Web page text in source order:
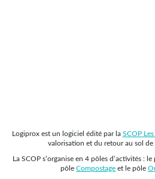
Logiprox est un logiciel édité par la SCOP
valorisation et du retour au sol de
La SCOP s’organise en 4 pôles d’activités : le
pôle Compostage et le pôle